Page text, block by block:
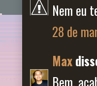
Nem eu
28 de
Max
Bem,